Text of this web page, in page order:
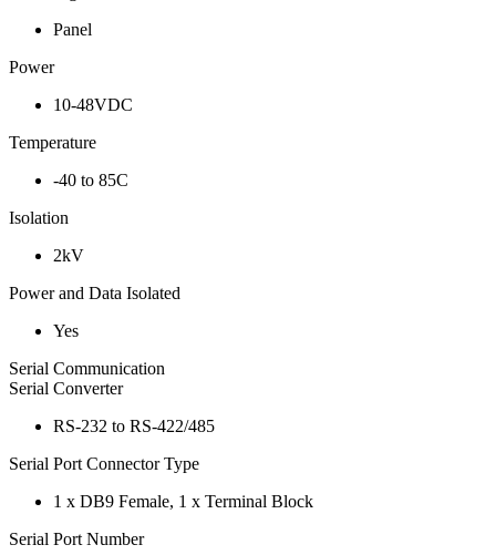
Panel
Power
10-48VDC
Temperature
-40 to 85C
Isolation
2kV
Power and Data Isolated
Yes
Serial Communication
Serial Converter
RS-232 to RS-422/485
Serial Port Connector Type
1 x DB9 Female, 1 x Terminal Block
Serial Port Number